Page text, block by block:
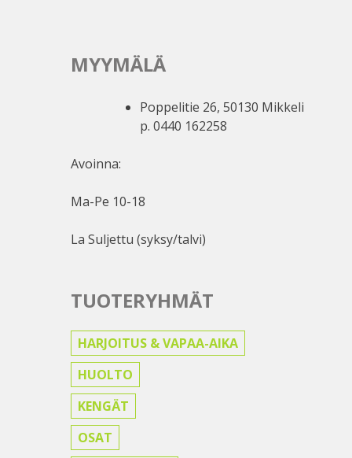
MYYMÄLÄ
Poppelitie 26, 50130 Mikkeli
p. 0440 162258
Avoinna:
Ma-Pe 10-18
La Suljettu (syksy/talvi)
TUOTERYHMÄT
HARJOITUS & VAPAA-AIKA
HUOLTO
KENGÄT
OSAT